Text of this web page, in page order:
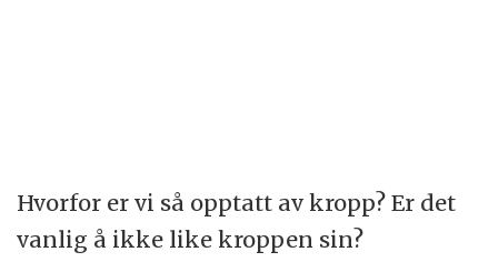
Hvorfor er vi så opptatt av kropp? Er det
vanlig å ikke like kroppen sin?